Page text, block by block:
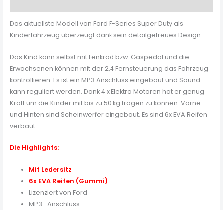
Das aktuellste Modell von Ford F-Series Super Duty als
Kinderfahrzeug überzeugt dank sein detailgetreues Design.
Das Kind kann selbst mit Lenkrad bzw. Gaspedal und die
Erwachsenen können mit der 2,4 Fernsteuerung das Fahrzeug
kontrollieren. Es ist ein MP3 Anschluss eingebaut und Sound
kann reguliert werden. Dank 4 x Elektro Motoren hat er genug
Kraft um die Kinder mit bis zu 50 kg tragen zu können. Vorne
und Hinten sind Scheinwerfer eingebaut. Es sind 6x EVA Reifen
verbaut
Die Highlights:
Mit Ledersitz
6x EVA Reifen (Gummi)
Lizenziert von Ford
MP3- Anschluss